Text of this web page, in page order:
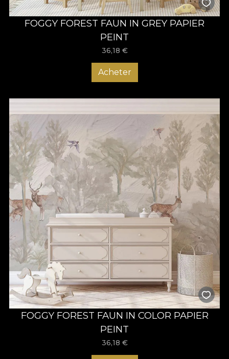
FOGGY FOREST FAUN IN GREY PAPIER
PEINT
36,18 €
Acheter
FOGGY FOREST FAUN IN COLOR PAPIER
PEINT
36,18 €